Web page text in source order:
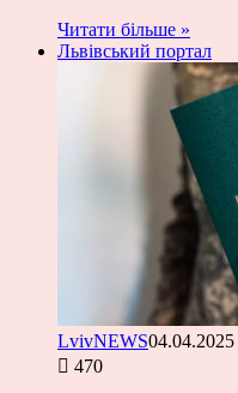
Читати більше »
Львівський портал
LvivNEWS04.04.2025
470